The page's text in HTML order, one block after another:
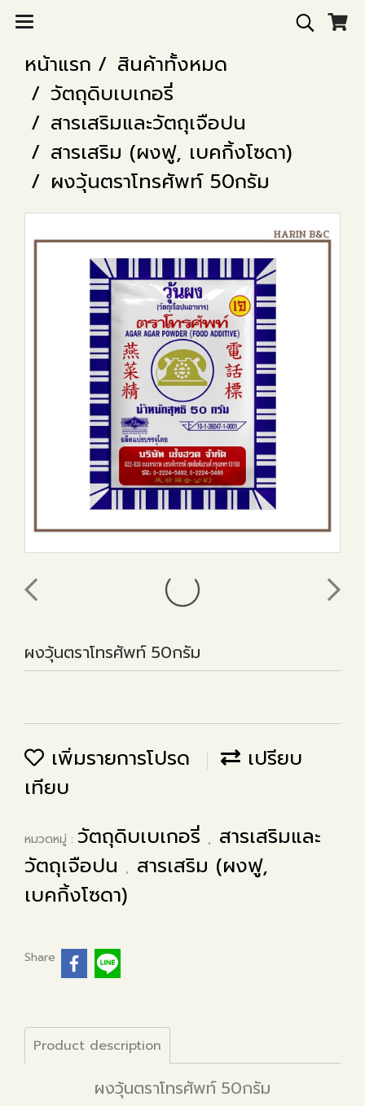
หน้าแรก
สินค้าทั้งหมด
วัตถุดิบเบเกอรี่
สารเสริมและวัตถุเจือปน
สารเสริม (ผงฟู, เบคกิ้งโซดา)
ผงวุ้นตราโทรศัพท์ 50กรัม
ผงวุ้นตราโทรศัพท์ 50กรัม
เพิ่มรายการโปรด
เปรียบ
เทียบ
หมวดหมู่ : วัตถุดิบเบเกอรี่ , สารเสริมและ
วัตถุเจือปน , สารเสริม (ผงฟู,
เบคกิ้งโซดา)
Share
Product description
ผงวุ้นตราโทรศัพท์ 50กรัม